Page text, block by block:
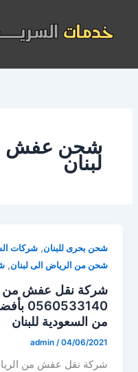
المحتوى
شحن عفش
لبنان
شحن بحرى للبنان,شركات
شحن من الرياض الى لبنان,
شركة نقل عفش من
من السعودية للبنان
admin /04/06/2021
شركة نقل عفش من